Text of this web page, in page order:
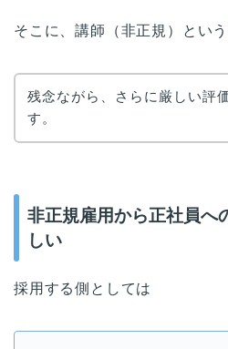
そこに、講師（非正規）とい
残念ながら、さらに厳しい評
す。
非正規雇用から正社員へ
しい
採用する側としては